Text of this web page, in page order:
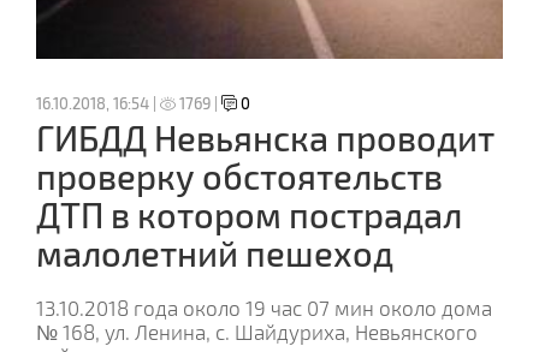
16.10.2018, 16:54 | 1769 | 0
ГИБДД Невьянска проводит
проверку обстоятельств
ДТП в котором пострадал
малолетний пешеход
13.10.2018 года около 19 час 07 мин около дома
№ 168, ул. Ленина, с. Шайдуриха, Невьянского